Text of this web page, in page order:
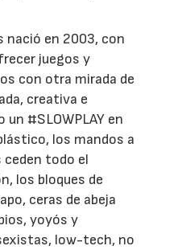
nació en 2003, con
juegos y
con otra mirada de
creativa e
#SLOWPLAY en
los mandos a
todo el
los bloques de
ceras de abeja
yoyós y
low-tech, no